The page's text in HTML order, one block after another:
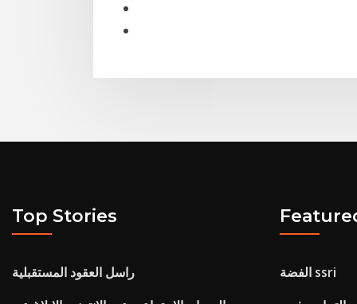
Top Stories
راسل العقود المستقبلية
الفضة ssri